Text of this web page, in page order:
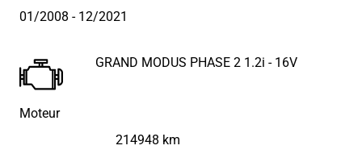
01/2008- 12/2021
Moteur
GRAND MODUS PHASE 2 1.2i - 16V
214948 km